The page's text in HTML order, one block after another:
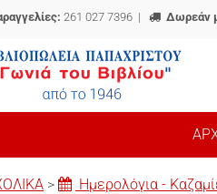
261 027 7396 | Δωρεάν
> Ημερολόγια -